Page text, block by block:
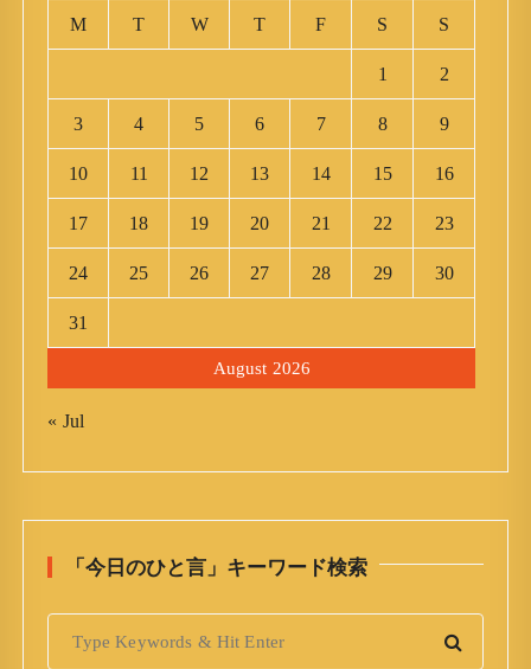
August 2026
M T W T F S S
1 2
3 4 5 6 7 8 9
10 11 12 13 14 15 16
17 18 19 20 21 22 23
24 25 26 27 28 29 30
31
« Jul
「今日のひと言」キーワード検索